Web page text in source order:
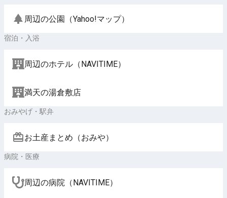
周辺の公園（Yahoo!マップ）
宿泊・入浴
周辺のホテル（NAVITIME）
満天の湯倉敷店
おみやげ・駅弁
お土産まとめ（おみや）
病院・医療
周辺の病院（NAVITIME）